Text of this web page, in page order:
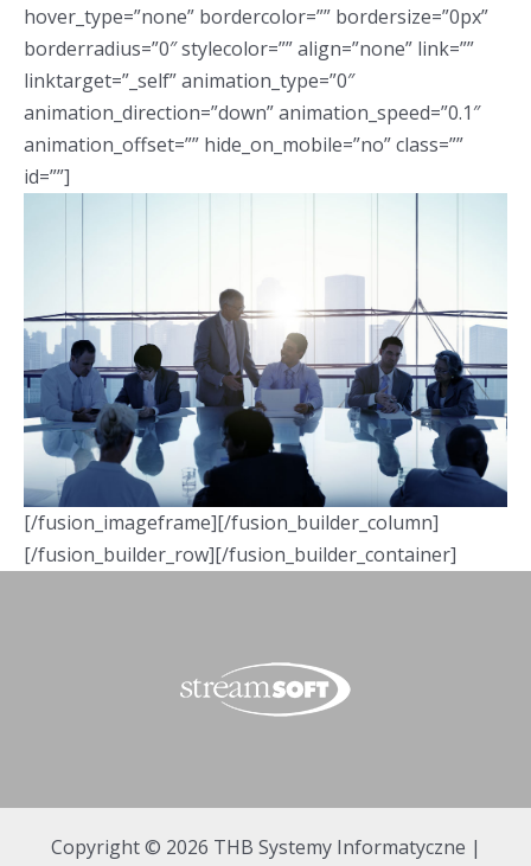
hover_type=”none” bordercolor=”” bordersize=”0px”
borderradius=”0″ stylecolor=”” align=”none” link=””
linktarget=”_self” animation_type=”0″
animation_direction=”down” animation_speed=”0.1″
animation_offset=”” hide_on_mobile=”no” class=””
id=””]
[/fusion_imageframe][/fusion_builder_column]
[/fusion_builder_row][/fusion_builder_container]
Copyright © 2026 THB Systemy Informatyczne |